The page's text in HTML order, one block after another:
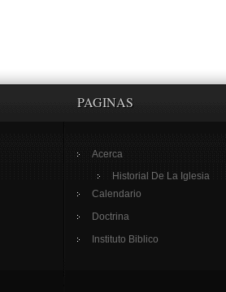
PAGINAS
Acerca
Historial De La Iglesia
Calendario
Doctrina
Instituto Biblico